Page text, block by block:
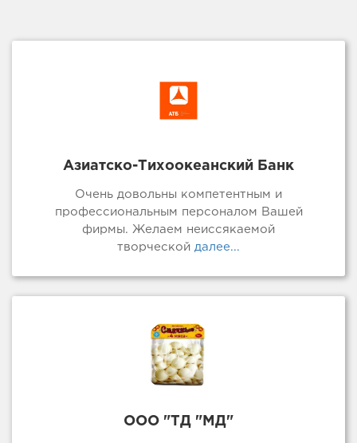
Азиатско-Тихоокеанский Банк
Очень довольны компетентным и
профессиональным персоналом Вашей
фирмы. Желаем неиссякаемой
творческой далее...
ООО "ТД "МД"